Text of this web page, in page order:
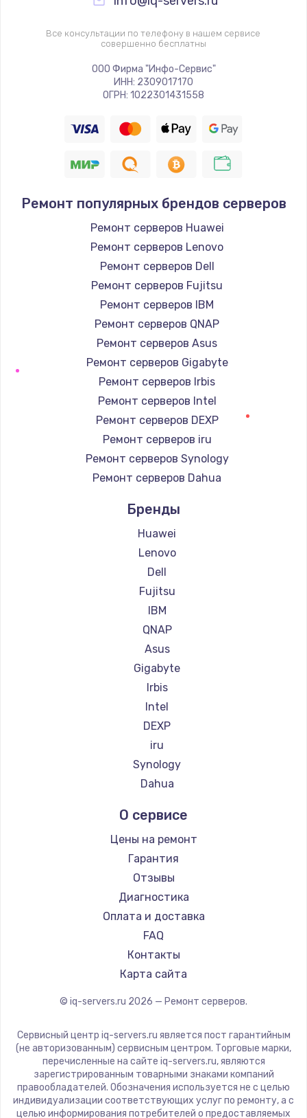
2745 руб.
Заказать
Настройка BIOS
995 руб.
1200 руб.
Настройка ОС
Заказать
Чистка от пыли
Заказать
Замена южного моста
Заказать
Замена контроллера питания
1490 руб.
Замена тачпада
Заказать
Заказать
Замена материнской платы
Заказать
Все консультации по телефону в нашем сервисе
совершенно бесплатны
ООО Фирма "Инфо-Сервис"
ИНН: 2309017170
ОГРН: 1022301431558
Ремонт популярных брендов серверов
Ремонт серверов Huawei
Ремонт серверов Lenovo
Ремонт серверов Dell
Ремонт серверов Fujitsu
Ремонт серверов IBM
Ремонт серверов QNAP
Ремонт серверов Asus
Ремонт серверов Gigabyte
Ремонт серверов Irbis
Ремонт серверов Intel
Ремонт серверов DEXP
Ремонт серверов iru
Ремонт серверов Synology
Ремонт серверов Dahua
Бренды
Huawei
Lenovo
Dell
Fujitsu
IBM
QNAP
Asus
Gigabyte
Irbis
Intel
DEXP
iru
Synology
Dahua
О сервисе
Цены на ремонт
Гарантия
Отзывы
Диагностика
Оплата и доставка
FAQ
Контакты
Карта сайта
© iq-servers.ru 2026 — Ремонт серверов.
Сервисный центр iq-servers.ru является пост гарантийным
(не авторизованным) сервисным центром. Торговые марки,
перечисленные на сайте iq-servers.ru, являются
зарегистрированным товарными знаками компаний
правообладателей. Обозначения используется не с целью
индивидуализации соответствующих услуг по ремонту, а с
целью информирования потребителей о предоставляемых